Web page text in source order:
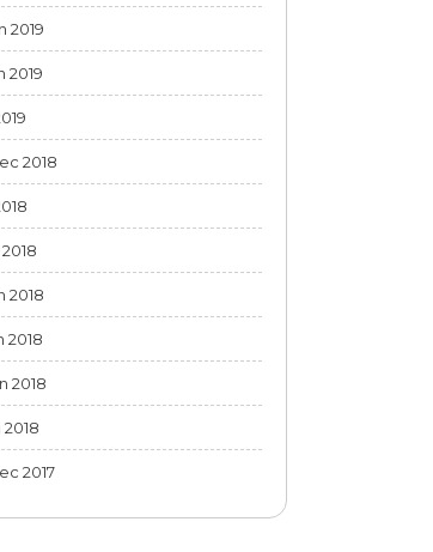
2019
2019
2018
2018
2018
2018
2017